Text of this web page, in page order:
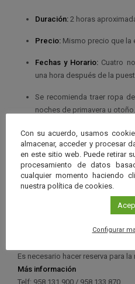
Duración: 2 horas
Precio: Mismo precio que la
Fechas y Horario: Cuatro
una hora después de la
Se recomienda traer ropa
noches de primavera u otoño.
La entrada se realizará
Avenida del Mediterráneo s/n
Organiza
Parque de las Ciencias
Es necesario hacer reserva para
Más información
Telf: 958 131 900 / 958 133 870
Con su acuerdo, usamos
almacenar, acceder y procesar
en este sitio web. Puede retirar
procesamiento de datos
cualquier momento haciendo
nuestra política de cookies.
Configurar